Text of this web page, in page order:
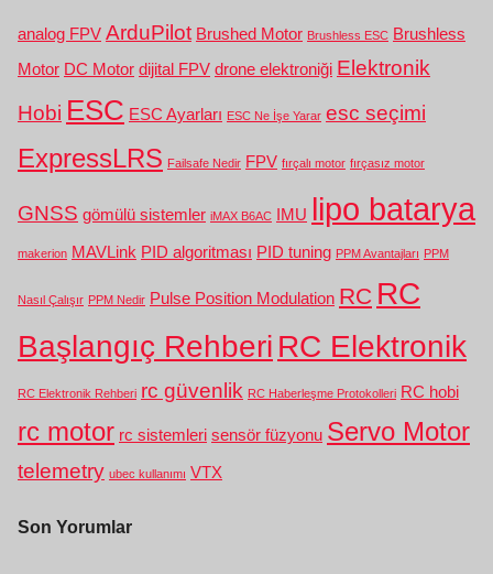
analog FPV ArduPilot Brushed Motor Brushless ESC Brushless
Motor DC Motor dijital FPV drone elektroniği Elektronik
Hobi ESC ESC Ayarları ESC Ne İşe Yarar esc seçimi
ExpressLRS Failsafe Nedir FPV fırçalı motor fırçasız motor
GNSS gömülü sistemler iMAX B6AC IMU lipo batarya
makerion MAVLink PID algoritması PID tuning PPM Avantajları PPM
Nasıl Çalışır PPM Nedir Pulse Position Modulation RC RC
Başlangıç Rehberi RC Elektronik
RC Elektronik Rehberi rc güvenlik RC Haberleşme Protokolleri RC hobi
rc motor rc sistemleri sensör füzyonu Servo Motor
telemetry ubec kullanımı VTX
Son Yorumlar